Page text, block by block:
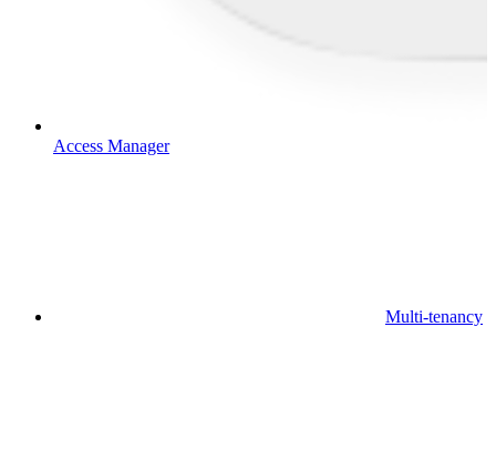
Access Manager
Multi-tenancy